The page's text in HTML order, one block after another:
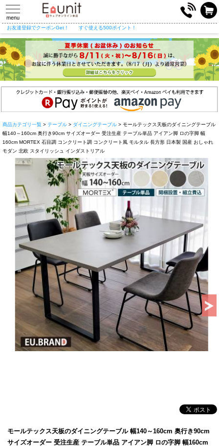
toggle
navigation
menu
お友達登録でクーポンGet！ すぐ使える500ポイント！
商品カテゴリ一覧 > テーブル > ダイニングテーブル > モールテックス天板のダイニングテーブル
幅140～160cm 奥行き90cm サイズオーダー 受注生産 テーブル単品 アイアン脚 ロの字脚 幅
160cm MORTEX 石目調 コンクリート調 コンクリート風 モルタル 長方形 日本製 国産 おしゃれ
モダン 北欧 スタイリッシュ インダストリアル
モールテックス天板のダイニングテーブル 幅140～160cm 奥行き90cm
サイズオーダー 受注生産 テーブル単品 アイアン脚 ロの字脚 幅160cm